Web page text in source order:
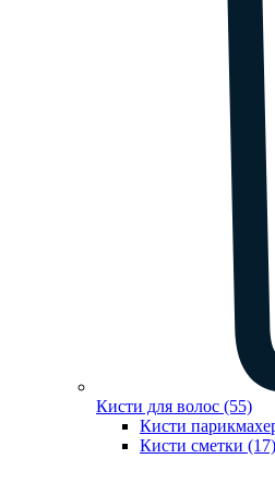
Кисти для волос (55)
Кисти
Кисти сметки (17)